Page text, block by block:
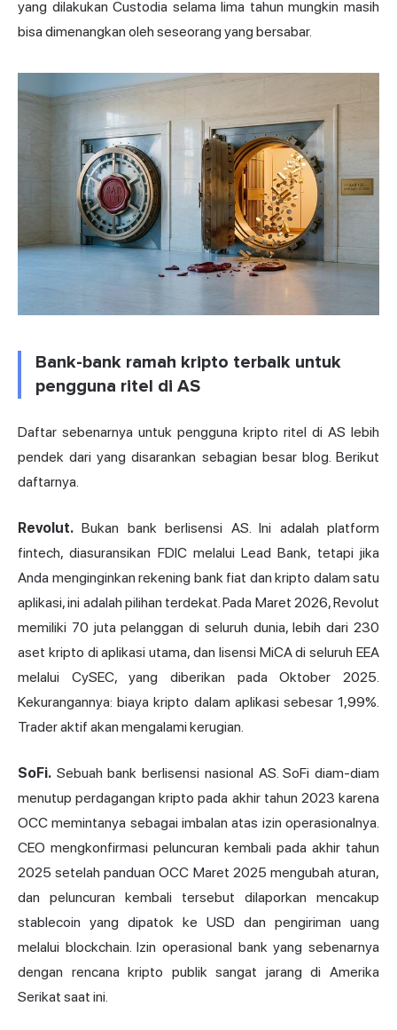
yang dilakukan Custodia selama lima tahun mungkin masih
bisa dimenangkan oleh seseorang yang bersabar.
Bank-bank ramah kripto terbaik untuk
pengguna ritel di AS
Daftar sebenarnya untuk pengguna kripto ritel di AS lebih
pendek dari yang disarankan sebagian besar blog. Berikut
daftarnya.
Revolut. Bukan bank berlisensi AS. Ini adalah platform
fintech, diasuransikan FDIC melalui Lead Bank, tetapi jika
Anda menginginkan rekening bank fiat dan kripto dalam satu
aplikasi, ini adalah pilihan terdekat. Pada Maret 2026, Revolut
memiliki 70 juta pelanggan di seluruh dunia, lebih dari 230
aset kripto di aplikasi utama, dan lisensi MiCA di seluruh EEA
melalui CySEC, yang diberikan pada Oktober 2025.
Kekurangannya: biaya kripto dalam aplikasi sebesar 1,99%.
Trader aktif akan mengalami kerugian.
SoFi. Sebuah bank berlisensi nasional AS. SoFi diam-diam
menutup perdagangan kripto pada akhir tahun 2023 karena
OCC memintanya sebagai imbalan atas izin operasionalnya.
CEO mengkonfirmasi peluncuran kembali pada akhir tahun
2025 setelah panduan OCC Maret 2025 mengubah aturan,
dan peluncuran kembali tersebut dilaporkan mencakup
stablecoin yang dipatok ke USD dan pengiriman uang
melalui blockchain. Izin operasional bank yang sebenarnya
dengan rencana kripto publik sangat jarang di Amerika
Serikat saat ini.